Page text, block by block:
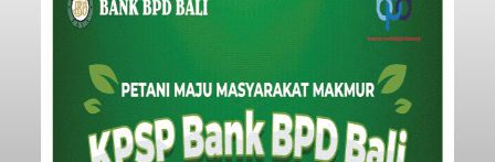
Sempat Cekcok dengan Istri,
Pria Asal Pemogan Ditemukan
Tak Bernyawa di Pantai
Purnama